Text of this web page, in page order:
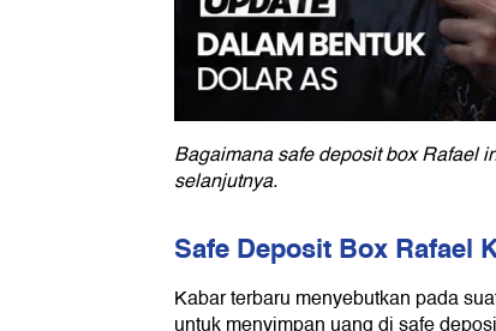
Bagaimana safe deposit box Rafael
selanjutnya.
Safe Deposit Box Rafael
Kabar terbaru menyebutkan pada
untuk menyimpan uang di safe